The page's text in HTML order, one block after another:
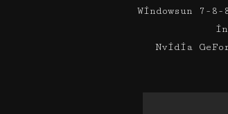
Windowsun
Nvidia